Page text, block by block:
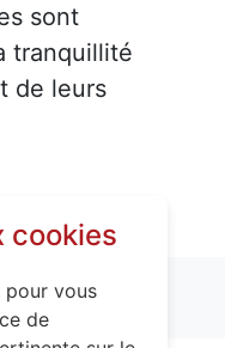
sont
tranquillité
de leurs
(53)
cookies
pour vous
de